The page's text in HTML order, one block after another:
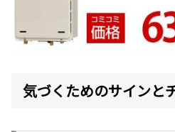
気づくためのサインと